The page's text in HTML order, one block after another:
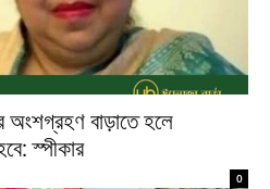
অংশগ্রহণ বাড়াতে হলে
স্পীকার
0